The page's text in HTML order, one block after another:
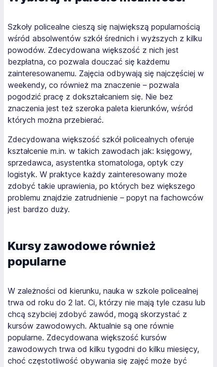
Szkoły policealne cieszą się największą popularnością
wśród absolwentów szkół średnich i wyższych z kilku
powodów. Zdecydowana większość z nich jest
bezpłatna, co pozwala douczać się każdemu
zainteresowanemu. Zajęcia odbywają się najczęściej w
weekendy, co również ma znaczenie – pozwala
pogodzić pracę z dokształcaniem się. Nie bez
znaczenia jest też szeroka paleta kierunków, wśród
których można przebierać.
Zdecydowana większość szkół policealnych oferuje
kształcenie m.in. w takich zawodach jak: księgowy,
sprzedawca, asystentka stomatologa, optyk czy
logistyk. W praktyce każdy zainteresowany może
zdobyć takie uprawienia, po których bez większego
problemu znajdzie zatrudnienie – popyt na fachowców
jest bardzo duży.
Kursy zawodowe również
popularne
W zależności od kierunku, nauka w szkole policealnej
trwa od roku do 2 lat. Ci, którzy nie mają tyle czasu lub
chcą szybciej zdobyć zawód, mogą skorzystać z
kursów zawodowych. Aktualnie są one równie
popularne. Zdecydowana większość kursów
zawodowych trwa od kilku tygodni do kilku miesięcy,
choć częstotliwość obywania się zajęć może być